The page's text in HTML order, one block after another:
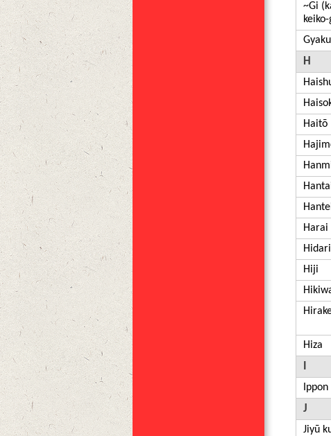
~Gi
Gyaku
H
Haitō
Harai
Hidari
Hiji
Hiza
Ippon
J
Jiyū